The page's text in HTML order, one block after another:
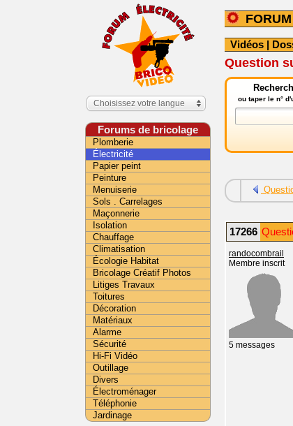
Vidéos |
Question
ou taper le n°
17266
randocombrail
Membre inscrit
5 messages
Choisissez votre langue
Forums de bricolage
Plomberie
Électricité
Papier peint
Peinture
Menuiserie
Sols . Carrelages
Maçonnerie
Isolation
Chauffage
Climatisation
Écologie Habitat
Bricolage Créatif Photos
Litiges Travaux
Toitures
Décoration
Matériaux
Alarme
Sécurité
Hi-Fi Vidéo
Outillage
Divers
Électroménager
Téléphonie
Jardinage